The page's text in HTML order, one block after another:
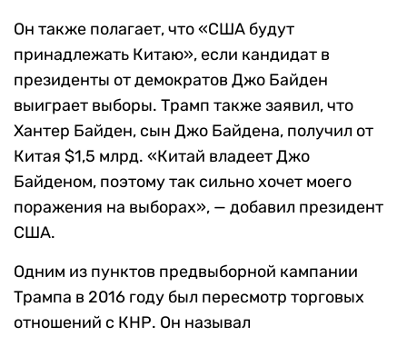
Он также полагает, что «США будут
принадлежать Китаю», если кандидат в
президенты от демократов Джо Байден
выиграет выборы. Трамп также заявил, что
Хантер Байден, сын Джо Байдена, получил от
Китая $1,5 млрд. «Китай владеет Джо
Байденом, поэтому так сильно хочет моего
поражения на выборах», — добавил президент
США.
Одним из пунктов предвыборной кампании
Трампа в 2016 году был пересмотр торговых
отношений с КНР. Он называл